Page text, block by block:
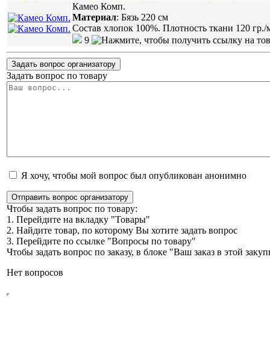
Камео Комп.
Материал: Бязь 220 см
Состав хлопок 100%. Плотность ткани 120 гр./
9
Задать вопрос организатору
Задать вопрос по товару
Я хочу, чтобы мой вопрос был опубликован анонимно
Отправить вопрос организатору
Чтобы задать вопрос по товару:
1. Перейдите на вкладку "Товары"
2. Найдите товар, по которому Вы хотите задать вопрос
3. Перейдите по ссылке "Вопросы по товару"
Чтобы задать вопрос по заказу, в блоке "Ваш заказ в этой
Нет вопросов